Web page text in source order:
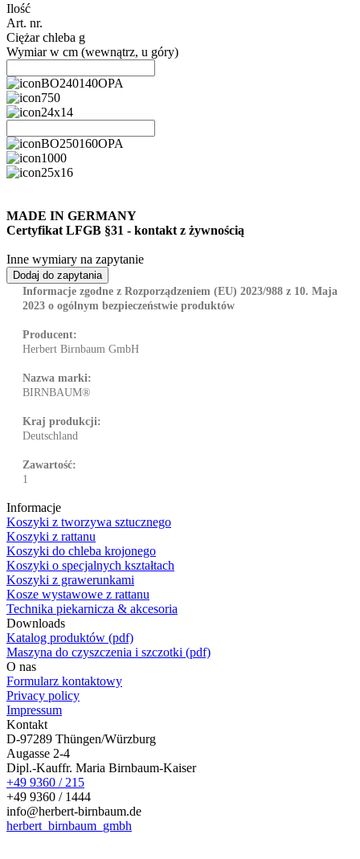
Ilość
Art. nr.
Ciężar chleba g
Wymiar w cm (wewnątrz, u góry)
BO240140OPA
750
24x14
BO250160OPA
1000
25x16
MADE IN GERMANY
Certyfikat LFGB §31 - kontakt z żywnością
Inne wymiary na zapytanie
Informacje zgodne z Rozporządzeniem (EU) 2023/988 z 10. Maja
2023 o ogólnym bezpieczeństwie produktów
Producent:
Herbert Birnbaum GmbH
Nazwa marki:
BIRNBAUM®
Kraj produkcji:
Deutschland
Zawartość:
1
Informacje
Koszyki z tworzywa sztucznego
Koszyki z rattanu
Koszyki do chleba krojonego
Koszyki o specjalnych kształtach
Koszyki z grawerunkami
Kosze wystawowe z rattanu
Technika piekarnicza & akcesoria
Downloads
Katalog produktów (pdf)
Maszyna do czyszczenia i szczotki (pdf)
O nas
Formularz kontaktowy
Privacy policy
Impressum
Kontakt
D-97289 Thüngen/Würzburg
Augasse 2-4
Dipl.-Kauffr. Maria Birnbaum-Kaiser
+49 9360 / 215
+49 9360 / 1444
info@herbert-birnbaum.de
herbert_birnbaum_gmbh